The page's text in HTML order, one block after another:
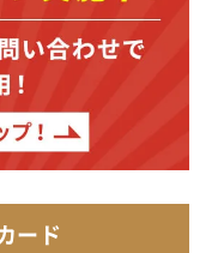
ード